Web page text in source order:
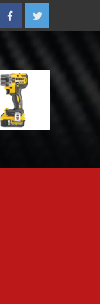
FacebookTwitter